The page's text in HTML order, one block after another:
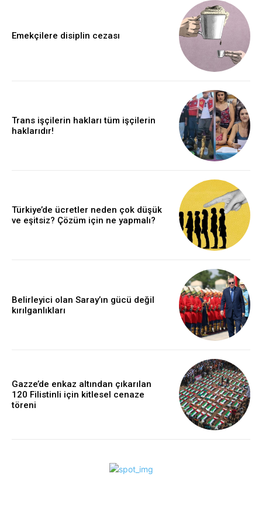
Emekçilere disiplin cezası
Trans işçilerin hakları tüm işçilerin
haklarıdır!
Türkiye’de ücretler neden çok düşük
ve eşitsiz? Çözüm için ne yapmalı?
Belirleyici olan Saray’ın gücü değil
kırılganlıkları
Gazze’de enkaz altından çıkarılan
120 Filistinli için kitlesel cenaze
töreni